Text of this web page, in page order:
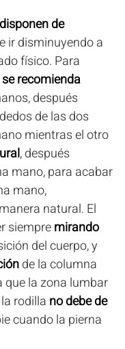
de
ir disminuyendo a
físico. Para
se recomienda
después
de las dos
mientras el otro
, después
mano, para acabar
mano,
natural. El
siempremirando
del cuerpo, y
de la columna
que la zona lumbar
rodilla no debe de
cuando la pierna